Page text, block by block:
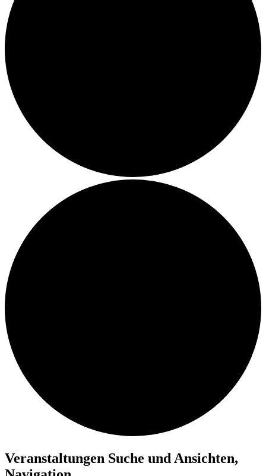
Veranstaltungen
Veranstaltungen Suche und Ansichten,